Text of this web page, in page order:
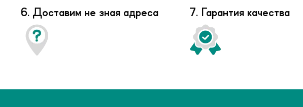
6. Доставим не зная адреса 7. Гарантия качества